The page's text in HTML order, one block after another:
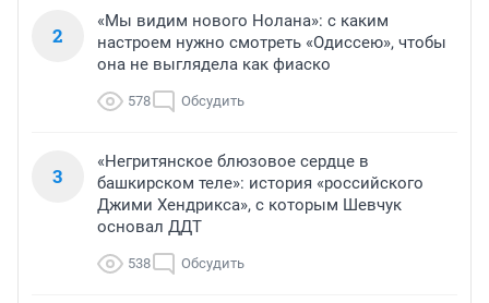
2
«Мы видим нового Нолана»: с каким
настроем нужно смотреть «Одиссею», чтобы
она не выглядела как фиаско
578 Обсудить
3
«Негритянское блюзовое сердце в
башкирском теле»: история «российского
Джими Хендрикса», с которым Шевчук
основал ДДТ
538 Обсудить